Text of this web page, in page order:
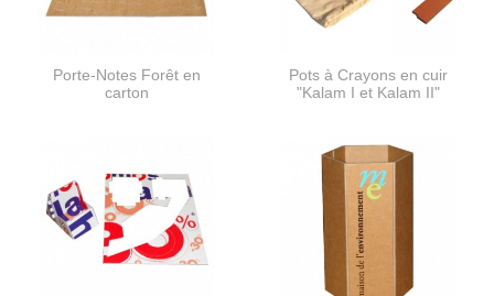
Porte-Notes Forêt en
carton
Pots à Crayons en cuir
"Kalam I et Kalam II"